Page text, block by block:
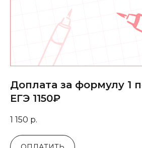
Доплата за формулу 1
ЕГЭ 1150₽
1 150 р.